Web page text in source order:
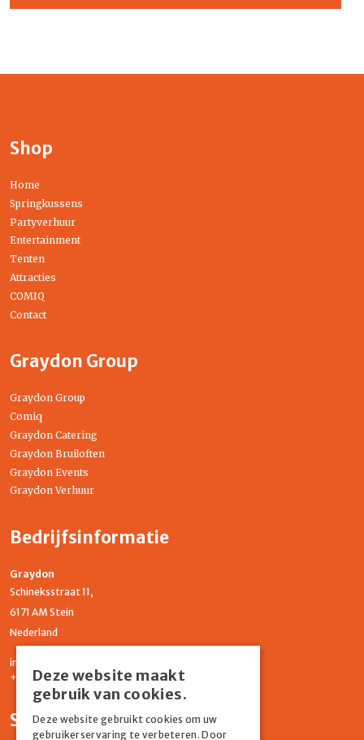
Shop
Home
Springkussens
Partyverhuur
Entertainment
Tenten
Attracties
COMIQ
Contact
Graydon Group
Graydon Group
Comiq
Graydon Catering
Graydon Bruiloften
Graydon Events
Graydon Verhuur
Bedrijfsinformatie
Graydon
Schineksstraat 11,
6171 AM Stein
Nederland
info@graydonevents.nl
+316 11435859
Social media
Deze website maakt
gebruik van cookies.
Deze website gebruikt cookies om uw
gebruikerservaring te verbeteren. Door